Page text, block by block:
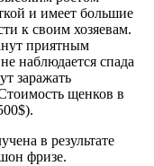
и имеет большие
к своим хозяевам.
приятным
наблюдается спада
заражать
щенков в
в результате
фризе.